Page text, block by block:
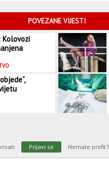
POVEZANE VIJESTI
Kolovozi
Prijavi se Nemate profil?